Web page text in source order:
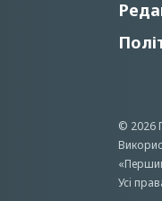
© 2026
Усi